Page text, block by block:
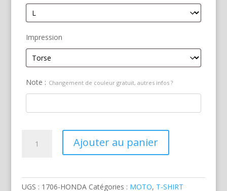
Impression
Note : Changement de couleur gratuit, autres infos ?
Ajouter au panier
UGS : 1706-HONDA Catégories : MOTO, T-SHIRT